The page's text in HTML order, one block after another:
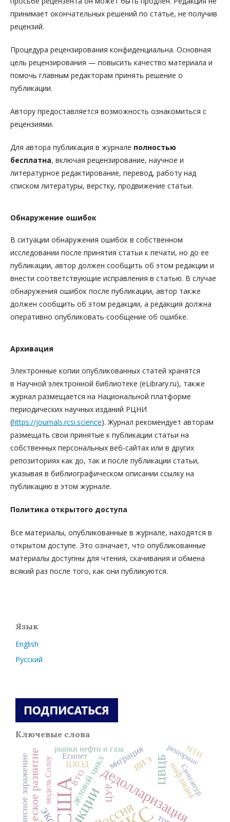
принимает окончательных решений по статье, не получив
рецензий.
Процедура рецензирования конфиденциальна. Основная
цель рецензирования — повысить качество материала и
помочь главным редакторам принять решение о
публикации.
Автору предоставляется возможность ознакомиться с
рецензиями.
Для автора публикация в журнале полностью
бесплатна, включая рецензирование, научное и
литературное редактирование, перевод, работу над
списком литературы, верстку, продвижение статьи.
Обнаружение ошибок
В ситуации обнаружения ошибок в собственном
исследовании после принятия статьи к печати, но до ее
публикации, автор должен сообщить об этом редакции и
внести соответствующие исправления в статью. В случае
обнаружения ошибок после публикации, автор также
должен сообщить об этом редакции, а редакция должна
оперативно опубликовать сообщение об ошибке.
Архивация
Электронные копии опубликованных статей хранятся
в Научной электронной библиотеке (eLibrary.ru), также
журнал размещается на Национальной платформе
периодических научных изданий РЦНИ
(https://journals.rcsi.science). Журнал рекомендует авторам
размещать свои принятые к публикации статьи на
собственных персональных веб-сайтах или в других
репозиториях как до, так и после публикации статьи,
указывая в библиографическом описании ссылку на
публикацию в этом журнале.
Политика открытого доступа
Все материалы, опубликованные в журнале, находятся в
открытом доступе. Это означает, что опубликованные
материалы доступны для чтения, скачивания и обмена
всякий раз после того, как они публикуются.
Язык
English
Русский
Ключевые слова
США дедолларизация
ЦВЦБ
кризисное заражение деловой циклЦУР инфляция
ВИЭ
миграция
рынки нефти и газа решоринг
модель Солоу ЦХОД Сингапур
ВТО
НТП
Египет